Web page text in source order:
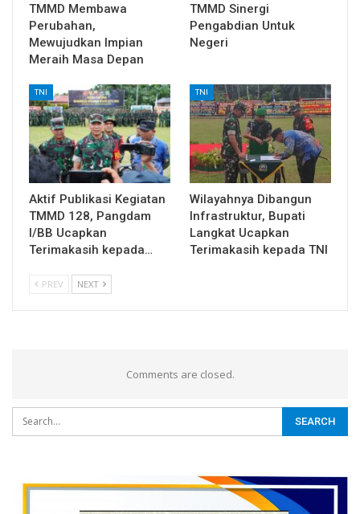
TMMD Membawa
Perubahan,
Mewujudkan Impian
Meraih Masa Depan
TMMD Sinergi
Pengabdian Untuk
Negeri
TNI
Aktif Publikasi Kegiatan
TMMD 128, Pangdam
I/BB Ucapkan
Terimakasih kepada…
TNI
Wilayahnya Dibangun
Infrastruktur, Bupati
Langkat Ucapkan
Terimakasih kepada TNI
PREV NEXT
Comments are closed.